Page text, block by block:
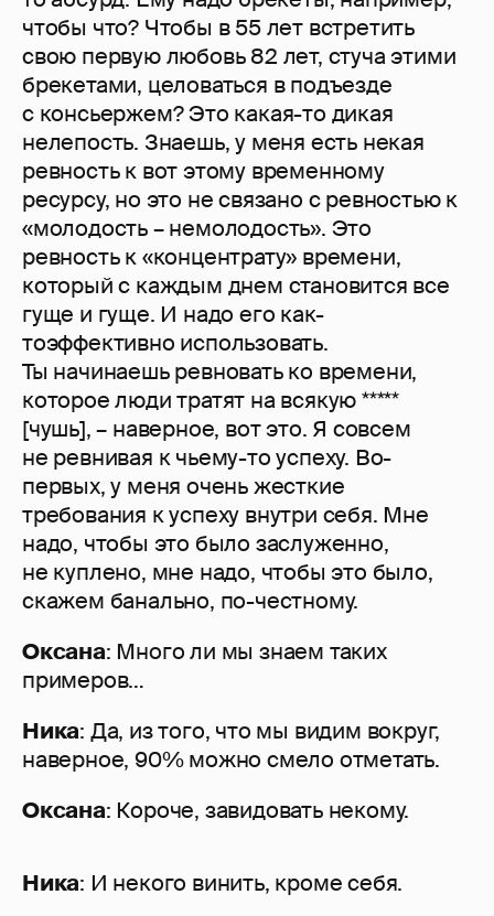
чтобы что? Чтобы в 55 лет встретить
свою первую любовь 82 лет, стуча этими
брекетами, целоваться в подъезде
с консьержем? Это какая-то дикая
нелепость. Знаешь, у меня есть некая
ревность к вот этому временному
ресурсу, но это не связано с ревностью к
«молодость – немолодость». Это
ревность к «концентрату» времени,
который с каждым днем становится все
гуще и гуще. И надо его как-
тоэффективно использовать.
Ты начинаешь ревновать ко времени,
которое люди тратят на всякую *****
[чушь], – наверное, вот это. Я совсем
не ревнивая к чьему-то успеху. Во-
первых, у меня очень жесткие
требования к успеху внутри себя. Мне
надо, чтобы это было заслуженно,
не куплено, мне надо, чтобы это было,
скажем банально, по-честному.
Оксана: Много ли мы знаем таких
примеров…
Ника: Да, из того, что мы видим вокруг,
наверное, 90% можно смело отметать.
Оксана: Короче, завидовать некому.
Ника: И некого винить, кроме себя.